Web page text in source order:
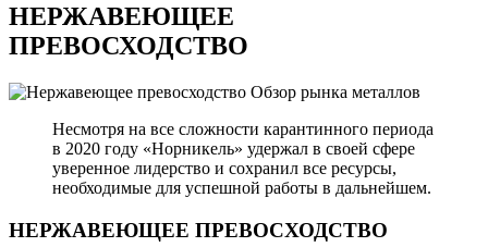
НЕРЖАВЕЮЩЕЕ
ПРЕВОСХОДСТВО
Обзор рынка металлов
Несмотря на все сложности карантинного периода
в 2020 году «Норникель» удержал в своей сфере
уверенное лидерство и сохранил все ресурсы,
необходимые для успешной работы в дальнейшем.
НЕРЖАВЕЮЩЕЕ ПРЕВОСХОДСТВО